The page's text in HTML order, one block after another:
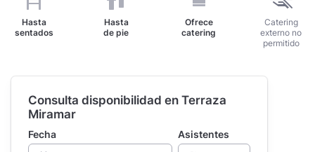
Hasta
sentados
Hasta
de pie
Ofrece
catering
Catering
externo no
permitido
Consulta disponibilidad en Terraza
Miramar
Fecha Asistentes